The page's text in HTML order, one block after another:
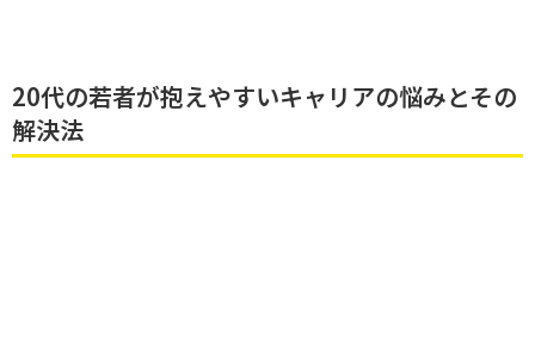
20代の若者が抱えやすいキャリアの悩みとその
解決法